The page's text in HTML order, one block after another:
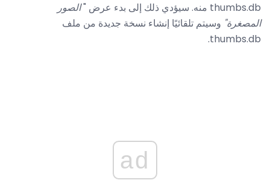
thumbs.db منه. سيؤدي ذلك إلى بدء عرض "
الصور
المصغرة" وسيتم تلقائيًا إنشاء نسخة جديدة من ملف
thumbs.db.
ad